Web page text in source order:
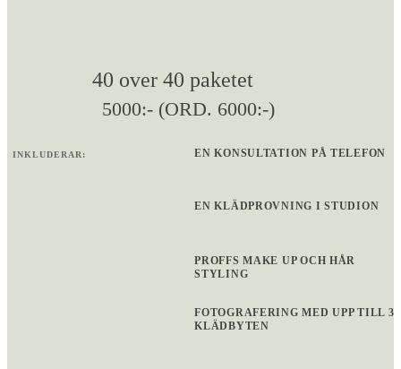
40 over 40 paketet
5000:- (ORD. 6000:-)
INKLUDERAR: EN KONSULTATION PÅ TELEFON
EN KLÄDPROVNING I STUDION
PROFFS MAKE UP OCH HÅR
STYLING
FOTOGRAFERING MED UPP TILL 3
KLÄDBYTEN